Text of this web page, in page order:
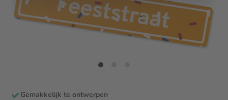
Gemakkelijk te ontwerpen